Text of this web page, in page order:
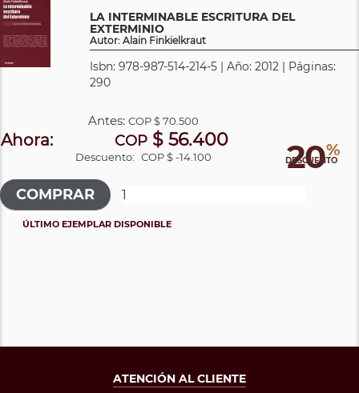
LA INTERMINABLE ESCRITURA DEL
EXTERMINIO
Autor: Alain Finkielkraut
Isbn: 978-987-514-214-5 | Año: 2012 | Páginas:
290
20%
DESCUENTO
Antes:COP$ 70.500
Ahora: COP $ 56.400
Descuento: COP $ -14.100
ÚLTIMO EJEMPLAR DISPONIBLE
ATENCIÓN AL CLIENTE